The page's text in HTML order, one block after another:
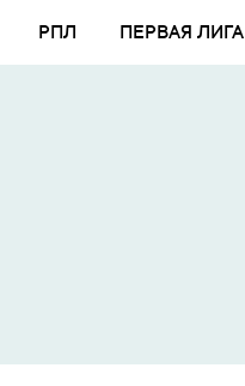
РПЛ ПЕРВАЯ ЛИГА